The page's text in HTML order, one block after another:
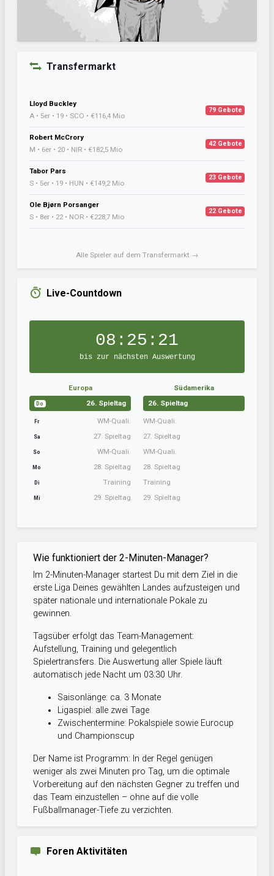
Transfermarkt
Lloyd Buckley
A • 5er • 19 • SCO • €116,4 Mio
79 Gebote
Robert McCrory
M • 6er • 20 • NIR • €182,5 Mio
42 Gebote
Tabor Pars
S • 5er • 19 • HUN • €149,2 Mio
23 Gebote
Ole Bjørn Porsanger
S • 8er • 22 • NOR • €228,7 Mio
22 Gebote
Alle Spieler auf dem Transfermarkt →
Live-Countdown
08:25:20
bis zur nächsten Auswertung
Europa
Do 26. Spieltag
Fr WM-Quali.
Sa 27. Spieltag
So WM-Quali.
Mo 28. Spieltag
Di Training
Mi 29. Spieltag
Südamerika
26. Spieltag
WM-Quali.
27. Spieltag
WM-Quali.
28. Spieltag
Training
29. Spieltag
Wie funktioniert der 2-Minuten-Manager?
Im 2-Minuten-Manager startest Du mit dem Ziel in die
erste Liga Deines gewählten Landes aufzusteigen und
später nationale und internationale Pokale zu
gewinnen.
Tagsüber erfolgt das Team-Management:
Aufstellung, Training und gelegentlich
Spielertransfers. Die Auswertung aller Spiele läuft
automatisch jede Nacht um 03:30 Uhr.
Saisonlänge: ca. 3 Monate
Ligaspiel: alle zwei Tage
Zwischentermine: Pokalspiele sowie Eurocup
und Championscup
Der Name ist Programm: In der Regel genügen
weniger als zwei Minuten pro Tag, um die optimale
Vorbereitung auf den nächsten Gegner zu treffen und
das Team einzustellen – ohne auf die volle
Fußballmanager-Tiefe zu verzichten.
Foren Aktivitäten